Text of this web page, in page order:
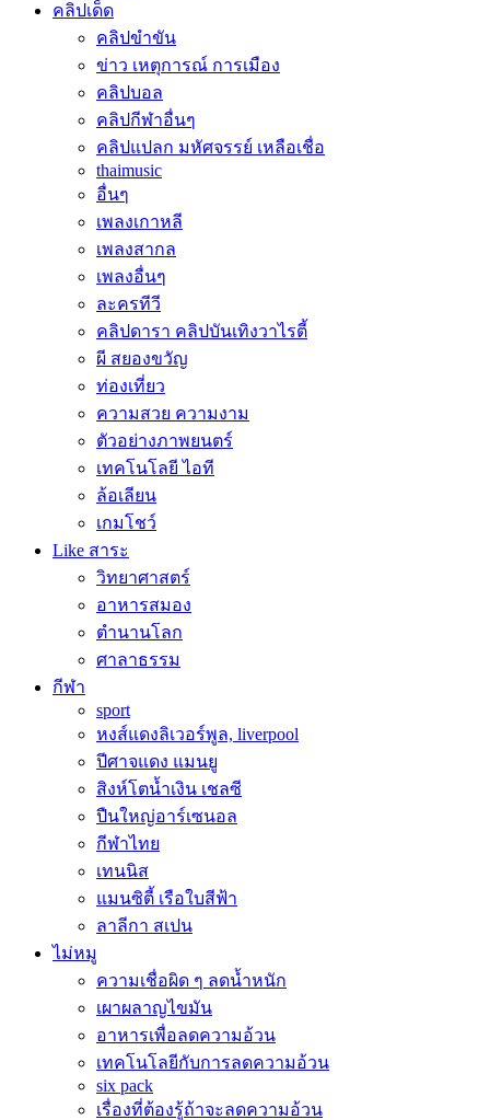
คลิปเด็ด
คลิปขำขัน
ข่าว เหตุการณ์ การเมือง
คลิปบอล
คลิปกีฬาอื่นๆ
คลิปแปลก มหัศจรรย์ เหลือเชื่อ
thaimusic
อื่นๆ
เพลงเกาหลี
เพลงสากล
เพลงอื่นๆ
ละครทีวี
คลิปดารา คลิปบันเทิงวาไรตี้
ผี สยองขวัญ
ท่องเที่ยว
ความสวย ความงาม
ตัวอย่างภาพยนตร์
เทคโนโลยี ไอที
ล้อเลียน
เกมโชว์
Like สาระ
วิทยาศาสตร์
อาหารสมอง
ตำนานโลก
ศาลาธรรม
กีฬา
sport
หงส์แดงลิเวอร์พูล, liverpool
ปีศาจแดง แมนยู
สิงห์โตน้ำเงิน เชลซี
ปืนใหญ่อาร์เซนอล
กีฬาไทย
เทนนิส
แมนซิตี้ เรือใบสีฟ้า
ลาลีกา สเปน
ไม่หมู
ความเชื่อผิด ๆ ลดน้ำหนัก
เผาผลาญไขมัน
อาหารเพื่อลดความอ้วน
เทคโนโลยีกับการลดความอ้วน
six pack
เรื่องที่ต้องรู้ถ้าจะลดความอ้วน